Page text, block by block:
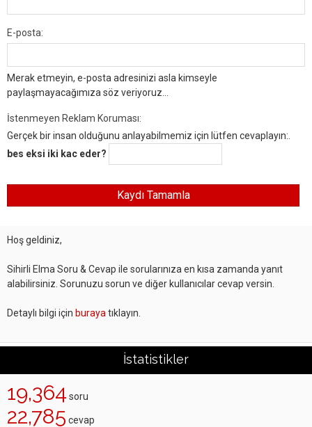
E-posta:
Merak etmeyin, e-posta adresinizi asla kimseyle
paylaşmayacağımıza söz veriyoruz...
İstenmeyen Reklam Koruması:
Gerçek bir insan olduğunu anlayabilmemiz için lütfen cevaplayın:.
bes eksi iki kac eder?
Hoş geldiniz,
Sihirli Elma Soru & Cevap ile sorularınıza en kısa zamanda yanıt
alabilirsiniz. Sorunuzu sorun ve diğer kullanıcılar cevap versin.
Detaylı bilgi için buraya tıklayın.
İstatistikler
19,364 soru
22,785 cevap